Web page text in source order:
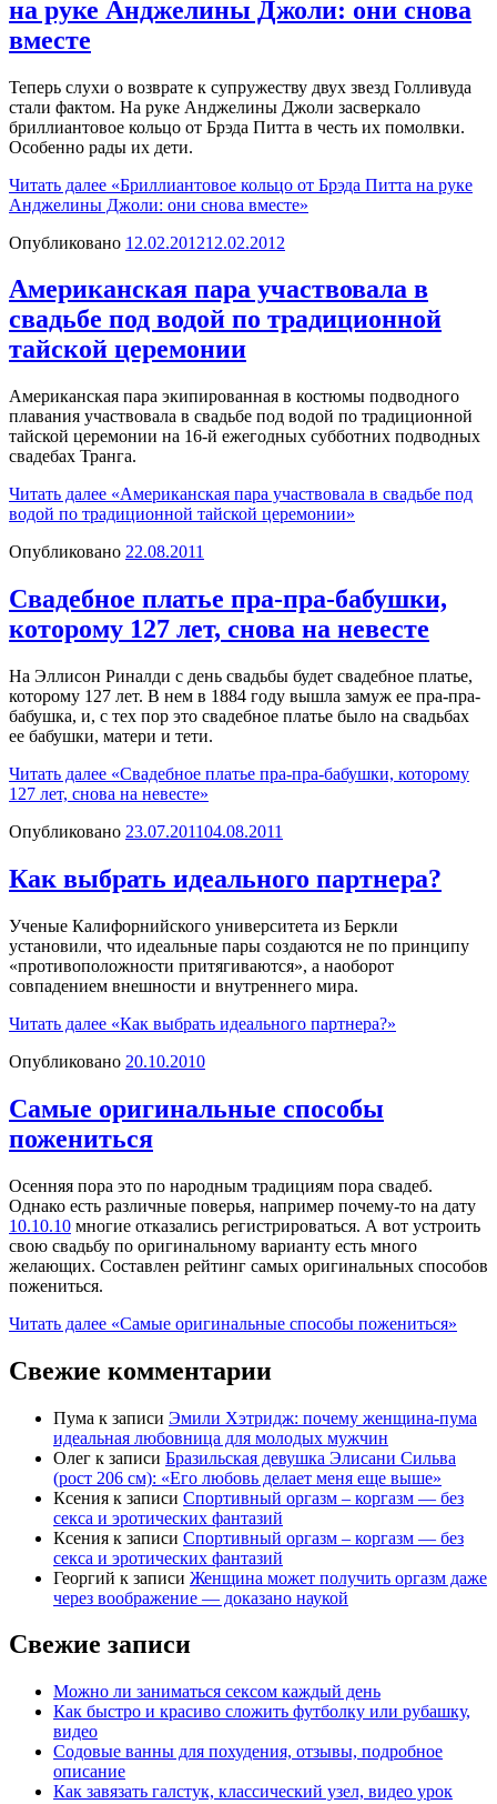
на руке Анджелины Джоли: они снова
вместе
Теперь слухи о возврате к супружеству двух звезд Голливуда
стали фактом. На руке Анджелины Джоли засверкало
бриллиантовое кольцо от Брэда Питта в честь их помолвки.
Особенно рады их дети.
Читать далее «Бриллиантовое кольцо от Брэда Питта на руке
Анджелины Джоли: они снова вместе»
Опубликовано 12.02.201212.02.2012
Американская пара участвовала в
свадьбе под водой по традиционной
тайской церемонии
Американская пара экипированная в костюмы подводного
плавания участвовала в свадьбе под водой по традиционной
тайской церемонии на 16-й ежегодных субботних подводных
свадебах Транга.
Читать далее «Американская пара участвовала в свадьбе под
водой по традиционной тайской церемонии»
Опубликовано 22.08.2011
Свадебное платье пра-пра-бабушки,
которому 127 лет, снова на невесте
На Эллисон Риналди с день свадьбы будет свадебное платье,
которому 127 лет. В нем в 1884 году вышла замуж ее пра-пра-
бабушка, и, с тех пор это свадебное платье было на свадьбах
ее бабушки, матери и тети.
Читать далее «Свадебное платье пра-пра-бабушки, которому
127 лет, снова на невесте»
Опубликовано 23.07.201104.08.2011
Как выбрать идеального партнера?
Ученые Калифорнийского университета из Беркли
установили, что идеальные пары создаются не по принципу
«противоположности притягиваются», а наоборот
совпадением внешности и внутреннего мира.
Читать далее «Как выбрать идеального партнера?»
Опубликовано 20.10.2010
Самые оригинальные способы
пожениться
Осенняя пора это по народным традициям пора свадеб.
Однако есть различные поверья, например почему-то на дату
10.10.10 многие отказались регистрироваться. А вот устроить
свою свадьбу по оригинальному варианту есть много
желающих. Составлен рейтинг самых оригинальных способов
пожениться.
Читать далее «Самые оригинальные способы пожениться»
Свежие комментарии
Пума к записи Эмили Хэтридж: почему женщина-пума
идеальная любовница для молодых мужчин
Олег к записи Бразильская девушка Элисани Сильва
(рост 206 см): «Его любовь делает меня еще выше»
Ксения к записи Спортивный оргазм – коргазм — без
секса и эротических фантазий
Ксения к записи Спортивный оргазм – коргазм — без
секса и эротических фантазий
Георгий к записи Женщина может получить оргазм даже
через воображение — доказано наукой
Свежие записи
Можно ли заниматься сексом каждый день
Как быстро и красиво сложить футболку или рубашку,
видео
Содовые ванны для похудения, отзывы, подробное
описание
Как завязать галстук, классический узел, видео урок